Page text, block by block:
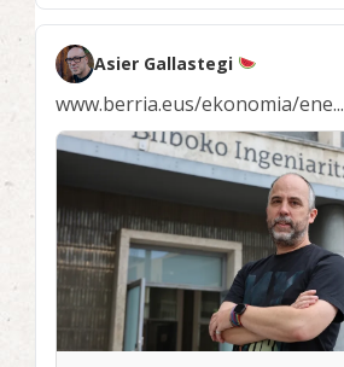
Asier Gallastegi
www.berria.eus/ekonomia/ene...